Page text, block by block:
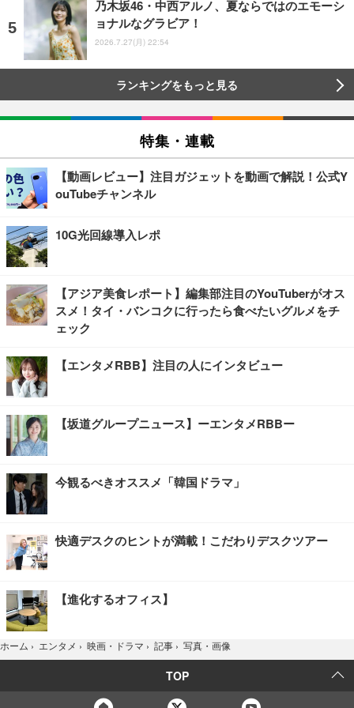
乃木坂46・中西アルノ、夏ならではのエモーシ
ョナルなグラビア！
2026.7.27(月) 22:54
ランキングをもっと見る
特集・連載
【動画レビュー】注目ガジェットを動画で解説！公式Y
ouTubeチャンネル
10G光回線導入レポ
【アジア美食レポート】編集部注目のYouTuberがオス
スメ！タイ・バンコクに行ったら食べたいグルメをチ
ェック
【エンタメRBB】注目の人にインタビュー
【坂道グループニュース】ーエンタメRBBー
今観るべきオススメ「韓国ドラマ」
快適デスクのヒントが満載！こだわりデスクツアー
【進化するオフィス】
ホーム › エンタメ › 映画・ドラマ › 記事 › 写真・画像
TOP